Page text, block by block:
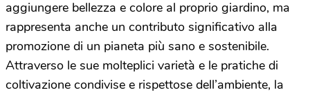
aggiungere bellezza e colore al proprio giardino, ma
rappresenta anche un contributo significativo alla
promozione di un pianeta più sano e sostenibile.
Attraverso le sue molteplici varietà e le pratiche di
coltivazione condivise e rispettose dell’ambiente, la